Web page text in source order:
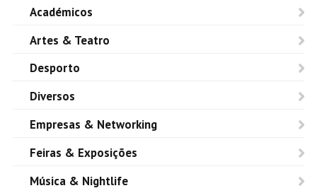
Académicos
Artes & Teatro
Desporto
Diversos
Empresas & Networking
Feiras & Exposições
Música & Nightlife